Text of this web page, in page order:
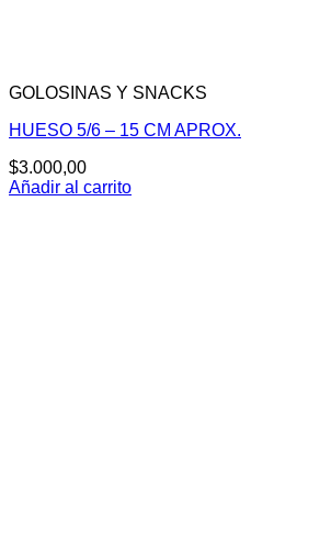
GOLOSINAS Y SNACKS
HUESO 5/6 – 15 CM APROX.
$3.000,00
Añadir al carrito